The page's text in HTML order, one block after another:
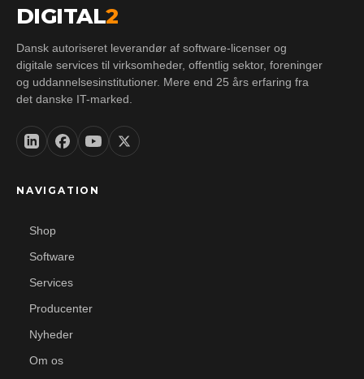
DIGITAL2
Dansk autoriseret leverandør af software-licenser og
digitale services til virksomheder, offentlig sektor, foreninger
og uddannelsesinstitutioner. Mere end 25 års erfaring fra
det danske IT-marked.
NAVIGATION
Shop
Software
Services
Producenter
Nyheder
Om os